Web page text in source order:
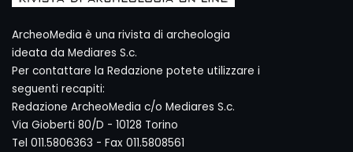
ArcheoMedia è una rivista di archeologia
ideata da Mediares S.c.
Per contattare la Redazione potete utilizzare i
seguenti recapiti:
Redazione ArcheoMedia c/o Mediares S.c.
Via Gioberti 80/D - 10128 Torino
Tel 011.5806363 - Fax 011.5808561